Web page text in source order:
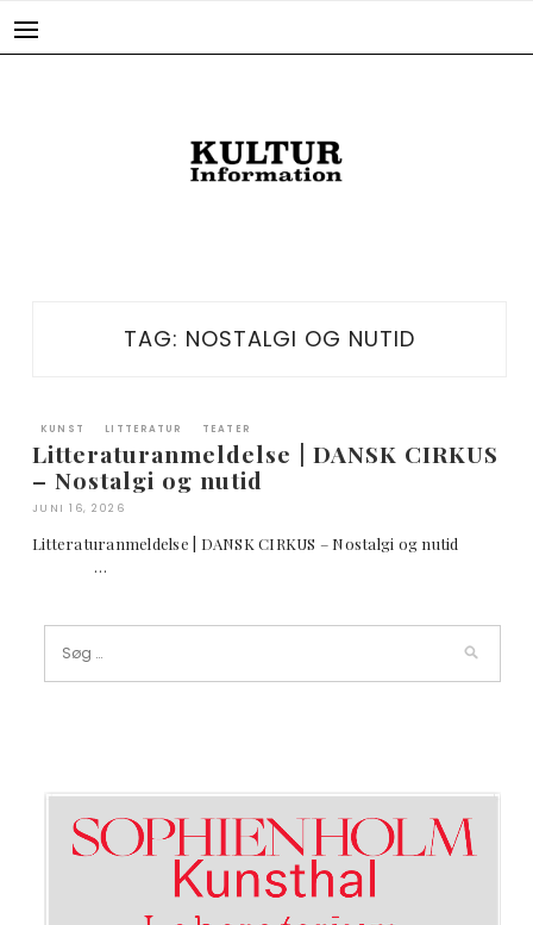
TAG: NOSTALGI OG NUTID
KUNST LITTERATUR TEATER
Litteraturanmeldelse | DANSK CIRKUS
– Nostalgi og nutid
JUNI 16, 2026
Litteraturanmeldelse | DANSK CIRKUS – Nostalgi og nutid
…